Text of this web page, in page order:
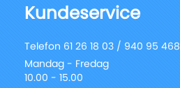
Kundeservice
Telefon 61 26 18 03 / 940 95 468
Mandag - Fredag
10.00 - 15.00